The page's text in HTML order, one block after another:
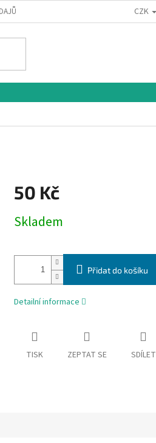
CZK
50 Kč
cena:
Skladem
Přidat do košíku
Detailní informace
TISK ZEPTAT SE SDÍLET